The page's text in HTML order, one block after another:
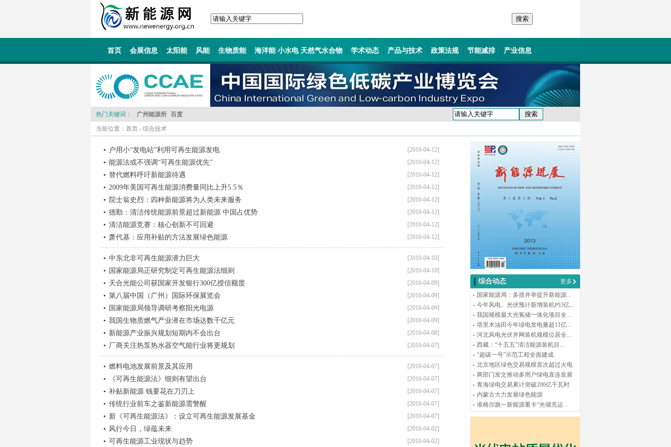
首页 会展信息 太阳能 风能 生物质能 海洋能 小水电 天然气水合物 学术动态 产品与技术 政策法规 节能减排 产业信息
热门关键词： 广州能源所 百度
当前位置： 首页 - 综合技术
[2010-04-12]
户用小“发电站”利用可再生能源发电
[2010-04-12]
能源法或不强调“可再生能源优先”
[2010-04-12]
替代燃料呼吁新能源待遇
[2010-04-12]
2009年美国可再生能源消费量同比上升5.5％
[2010-04-12]
院士翁史烈：四种新能源将为人类未来服务
[2010-04-12]
德勤：清洁传统能源前景超过新能源 中国占优势
[2010-04-12]
清洁能源竞赛：核心创新不可回避
[2010-04-12]
萧代基：应用补贴的方法发展绿色能源
[2010-04-10]
中东北非可再生能源潜力巨大
[2010-04-10]
国家能源局正研究制定可再生能源法细则
[2010-04-09]
天合光能公司获国家开发银行300亿授信额度
[2010-04-09]
第八届中国（广州）国际环保展览会
[2010-04-09]
国家能源局领导调研考察阳光电源
[2010-04-09]
我国生物质燃气产业潜在市场达数千亿元
[2010-04-08]
新能源产业振兴规划短期内不会出台
[2010-04-07]
厂商关注热泵热水器空气能行业将更规划
[2010-04-07]
燃料电池发展前景及其应用
[2010-04-07]
《可再生能源法》细则有望出台
[2010-04-07]
补贴新能源 钱要花在刀刃上
[2010-04-07]
传统行业前车之鉴新能源需警醒
[2010-04-07]
新《可再生能源法》：设立可再生能源发展基金
[2010-04-02]
风行今日，绿蕴未来
[2010-04-02]
可再生能源工业现状与趋势
综合动态
更多
国家能源局：多措并举提升新能源...
今年风电、光伏预计新增装机约3亿...
我国规模最大光氢储一体化项目全...
塔里木油田今年绿电发电量超11亿...
河北风电光伏并网装机规模位居全...
西藏：“十五五”清洁能源装机目...
“超碳一号”示范工程全面建成
北京地区绿色交易规模首次超过火电
两部门发文推动多用户绿电直连发展
青海绿电交易累计突破200亿千瓦时
内蒙古大力发展绿色能源
准格尔旗一新能源重卡“光储充运...